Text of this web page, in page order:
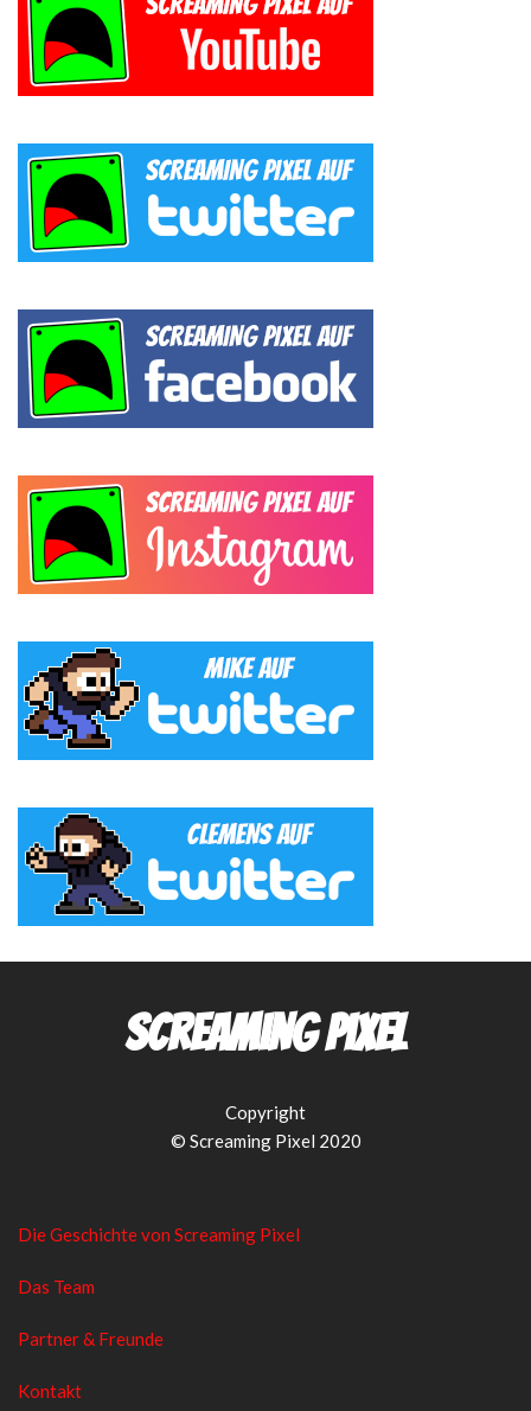
Screaming Pixel
Copyright
© Screaming Pixel 2020
Die Geschichte von Screaming Pixel
Das Team
Partner & Freunde
Kontakt